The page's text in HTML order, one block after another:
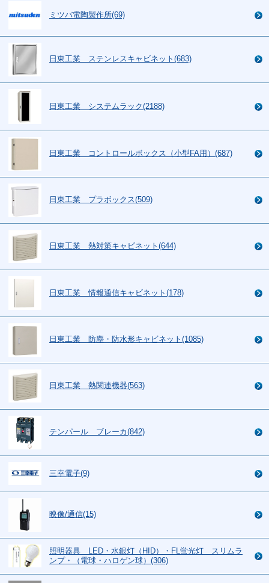
ミツバ電陶製作所(69)
日東工業 ステンレスキャビネット(683)
日東工業 システムラック(2188)
日東工業 コントロールボックス（小型FA用）(687)
日東工業 プラボックス(509)
日東工業 熱対策キャビネット(644)
日東工業 情報通信キャビネット(178)
日東工業 防塵・防水形キャビネット(1085)
日東工業 熱関連機器(563)
テンパール ブレーカ(842)
三幸電子(9)
映像/通信(15)
照明器具 LED・水銀灯（HID）・FL蛍光灯 スリムラ
ンプ・（電球・ハロゲン球）(306)